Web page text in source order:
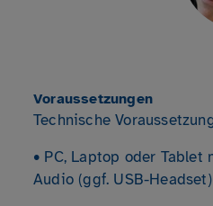
Voraussetzungen
Technische
• PC, Laptop oder
Audio (ggf. USB-